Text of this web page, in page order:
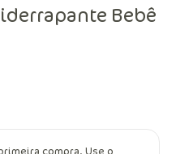
Bebê
compra. Use o